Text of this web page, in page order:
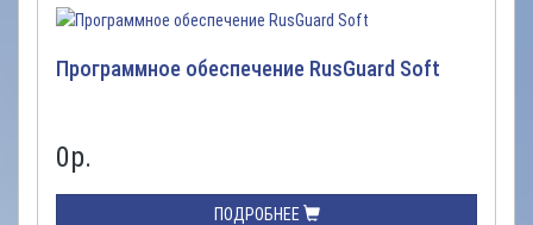
Программное обеспечение RusGuard Soft
0р.
ПОДРОБНЕЕ